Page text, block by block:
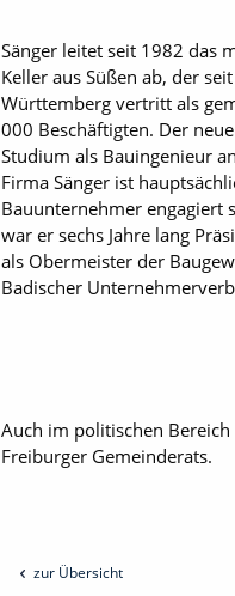
Sänger leitet seit 1982 das
Keller aus Süßen ab, der
Württemberg vertritt als
000 Beschäftigten. Der
Studium als Bauingenieur
Firma Sänger ist
Bauunternehmer engagiert
war er sechs Jahre lang
als Obermeister der
Badischer
Auch im politischen
Freiburger Gemeinderats.
zur Übersicht